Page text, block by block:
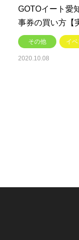
GOTOイート愛
事券の買い方【
その他 イ
2020.10.08